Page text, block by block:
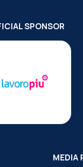
SPONSOR
MEDIA